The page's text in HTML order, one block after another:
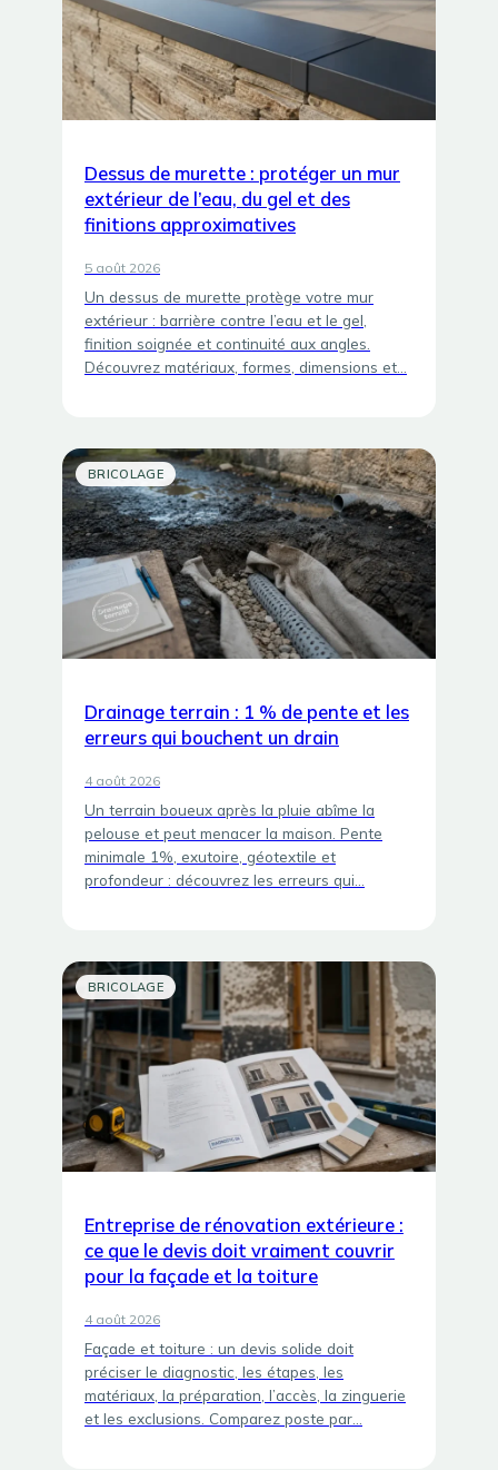
Dessus de murette : protéger un mur
extérieur de l’eau, du gel et des
finitions approximatives
5 août 2026
Un dessus de murette protège votre mur
extérieur : barrière contre l’eau et le gel,
finition soignée et continuité aux angles.
Découvrez matériaux, formes, dimensions et…
BRICOLAGE
Drainage terrain : 1 % de pente et les
erreurs qui bouchent un drain
4 août 2026
Un terrain boueux après la pluie abîme la
pelouse et peut menacer la maison. Pente
minimale 1%, exutoire, géotextile et
profondeur : découvrez les erreurs qui…
BRICOLAGE
Entreprise de rénovation extérieure :
ce que le devis doit vraiment couvrir
pour la façade et la toiture
4 août 2026
Façade et toiture : un devis solide doit
préciser le diagnostic, les étapes, les
matériaux, la préparation, l’accès, la zinguerie
et les exclusions. Comparez poste par…